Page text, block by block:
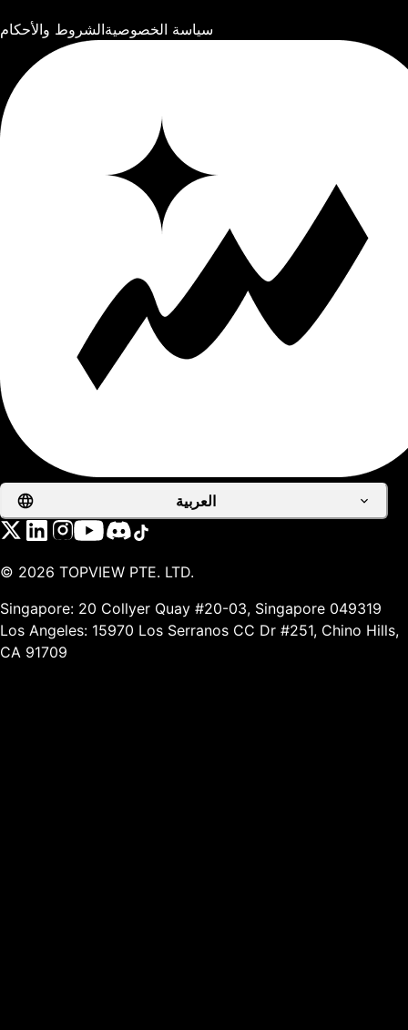
سياسة الخصوصيةالشروط والأحكام
العربية
© 2026 TOPVIEW PTE. LTD.
Singapore: 20 Collyer Quay #20-03, Singapore 049319
Los Angeles: 15970 Los Serranos CC Dr #251, Chino Hills,
CA 91709